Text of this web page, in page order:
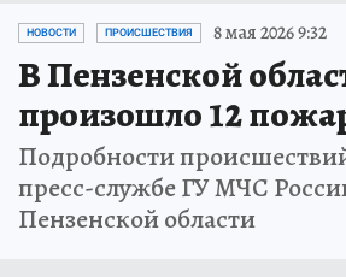
НОВОСТИ ПРОИСШЕСТВИЯ 8 мая 2026 9:32
В Пензенской
произошло 12
Подробности
пресс-службе ГУ МЧС
Пензенской области